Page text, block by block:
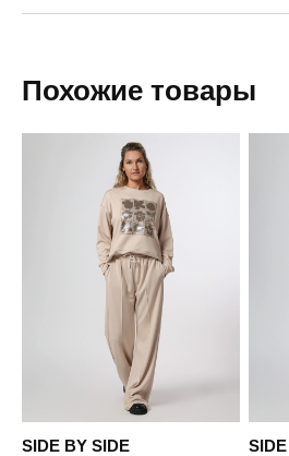
8 (958) 872-02-01
Пермь — бесплатно
Доставка в другие города
Похожие товары
SIDE BY SIDE